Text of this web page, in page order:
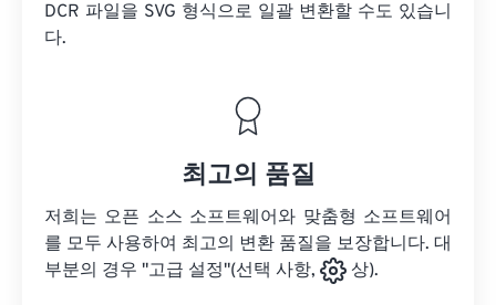
DCR 파일을 SVG 형식으로 일괄 변환할 수도 있습니
다.
최고의 품질
저희는 오픈 소스 소프트웨어와 맞춤형 소프트웨어
를 모두 사용하여 최고의 변환 품질을 보장합니다. 대
부분의 경우 "고급 설정"(선택 사항,
상).